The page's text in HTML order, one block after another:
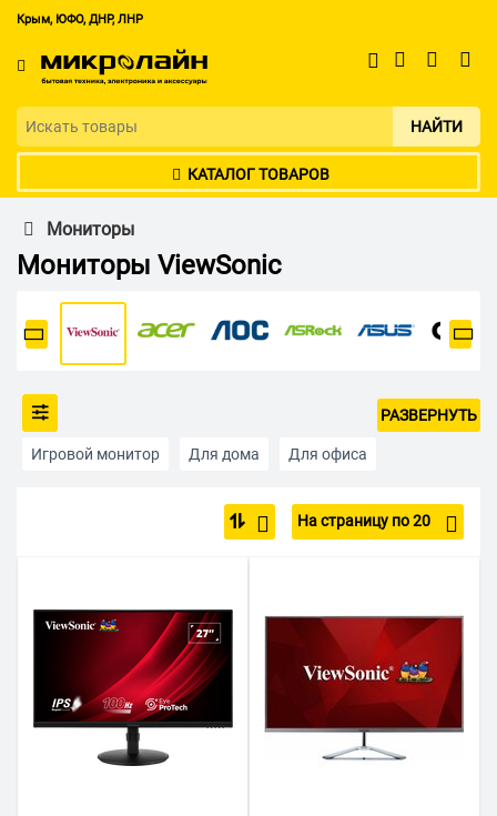
Крым, ЮФО, ДНР, ЛНР
НАЙТИ
КАТАЛОГ ТОВАРОВ
Мониторы
Мониторы ViewSonic
Игровой монитор Для дома Для офиса
С HDMI С VGA
РАЗВЕРНУТЬ
На страницу по 20